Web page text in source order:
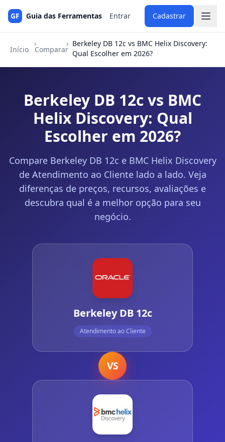
GF Guia das Ferramentas Entrar Cadastrar
Início
›
Comparar
› Berkeley DB 12c vs BMC Helix Discovery:
Qual Escolher em 2026?
Berkeley DB 12c vs BMC
Helix Discovery: Qual
Escolher em 2026?
Compare Berkeley DB 12c e BMC Helix Discovery
de Atendimento ao Cliente lado a lado. Veja
diferenças de preços, recursos, avaliações e
descubra qual é a melhor opção para seu
negócio.
Berkeley DB 12c
Atendimento ao Cliente
VS